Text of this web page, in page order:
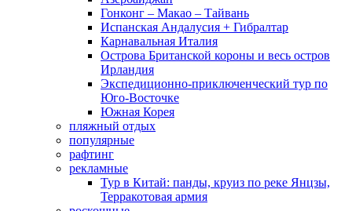
Гонконг – Макао – Тайвань
Испанская Андалусия + Гибралтар
Карнавальная Италия
Острова Британской короны и весь остров
Ирландия
Экспедиционно-приключенческий тур по
Юго-Восточке
Южная Корея
пляжный отдых
популярные
рафтинг
рекламные
Тур в Китай: панды, круиз по реке Янцзы,
Терракотовая армия